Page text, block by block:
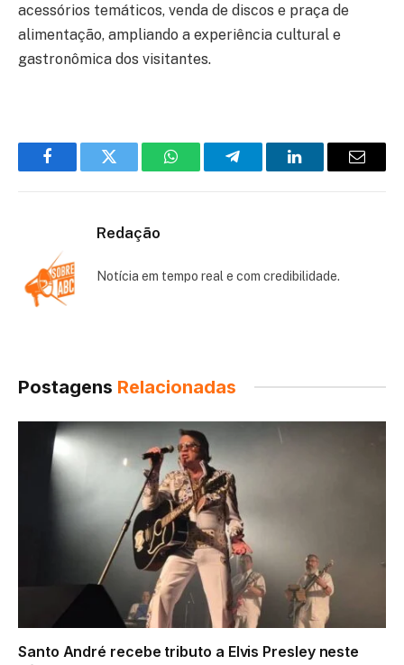
acessórios temáticos, venda de discos e praça de
alimentação, ampliando a experiência cultural e
gastronômica dos visitantes.
FacebookTwitter WhatsAppTelegramLinkedInEmail
Redação
Notícia em tempo real e com credibilidade.
Postagens Relacionadas
Santo André recebe tributo a Elvis Presley neste